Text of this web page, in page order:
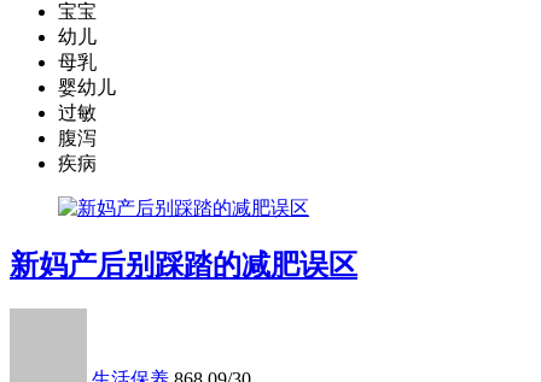
宝宝
幼儿
母乳
婴幼儿
过敏
腹泻
疾病
新妈产后别踩踏的减肥误区